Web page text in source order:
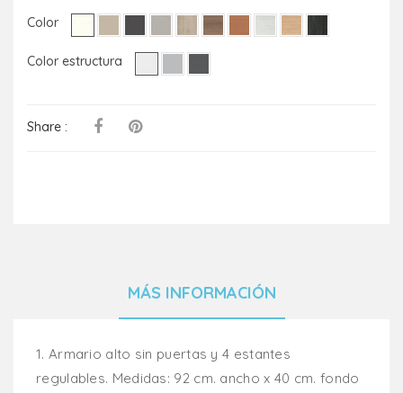
Color
Color estructura
Share :
MÁS INFORMACIÓN
1. Armario alto sin puertas y 4 estantes
regulables. Medidas: 92 cm. ancho x 40 cm. fondo